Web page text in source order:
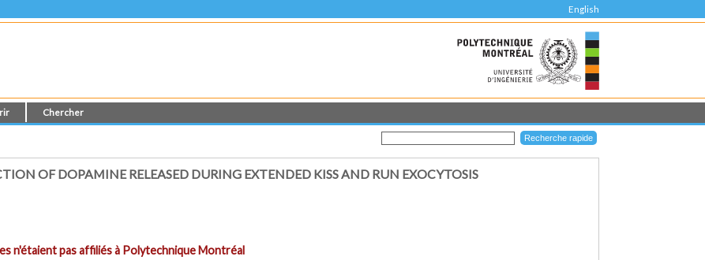
English
Chercher
OF DOPAMINE RELEASED DURING EXTENDED KISS AND RUN EXOCYTOSIS
n'étaient pas affiliés à Polytechnique Montréal